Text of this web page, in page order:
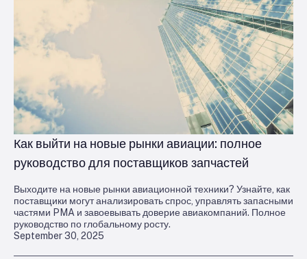
September 30, 2025
Как выйти на новые рынки авиации: полное
руководство для поставщиков запчастей
Выходите на новые рынки авиационной техники? Узнайте, как
поставщики могут анализировать спрос, управлять запасными
частями PMA и завоевывать доверие авиакомпаний. Полное
руководство по глобальному росту.